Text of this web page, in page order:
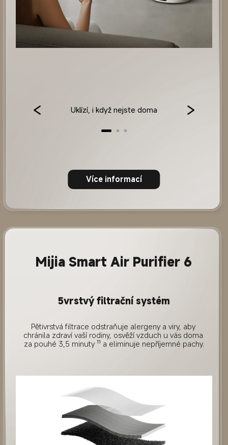
Uklízí, i když nejste doma
Více informací
Mijia Smart Air Purifier 6
5vrstvý filtrační systém
Pětivrstvá filtrace odstraňuje alergeny a viry, aby
chránila zdraví vaší rodiny, osvěží vzduch u vás doma
za pouhé 3,5 minuty ¹¹ a eliminuje nepříjemné pachy.